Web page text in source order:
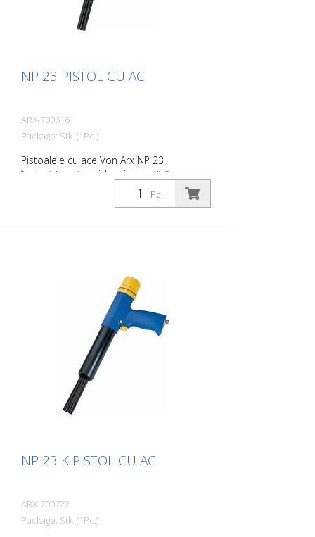
NP 23 PISTOL CU AC
ARX-700616
Package: Stk. (1Pc.)
Pistoalele cu ace Von Arx NP 23
îndepărtează rapid rugina, curăță,
desprăfuiesc și degresează. În esență,
acestea netezesc suprafețele inegale.
ace de 2, 3 sau 4 mm, după cum doriți.
Greutate: 2,6 kg (5,7 lbs) Consumul de aer:
100 L/min. (3,5 cfm) Ace ø 3 mm: 19 buc.
Presiunea aerului: 100 psi (7 bar) max.
Conexiune: G 3/8 '' Nivelul de zgomot: 109
Pc.
NP 23 K PISTOL CU AC
ARX-700722
Package: Stk. (1Pc.)